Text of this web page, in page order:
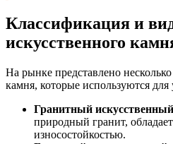
Классификация и
искусственного
На рынке представлено
камня, которые используются для
Гранитный
природный гранит,
износостойкостью.